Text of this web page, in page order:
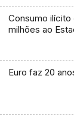
Consumo
milhões ao
Euro faz 20